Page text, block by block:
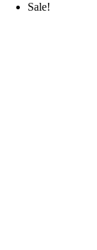
Sale!